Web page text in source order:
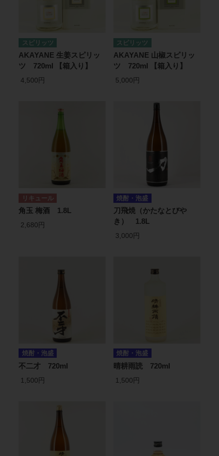
スピリッツ
AKAYANE 生姜スピリッ
ツ 720ml 【箱入り】
4,500円
スピリッツ
AKAYANE 山椒スピリッ
ツ 720ml 【箱入り】
5,000円
リキュール
角玉 梅酒 1.8L
2,680円
焼酎・泡盛
刀飛焼（かたなとびや
き） 1.8L
3,000円
焼酎・泡盛
不二才 720ml
1,500円
焼酎・泡盛
晴耕雨読 720ml
1,500円